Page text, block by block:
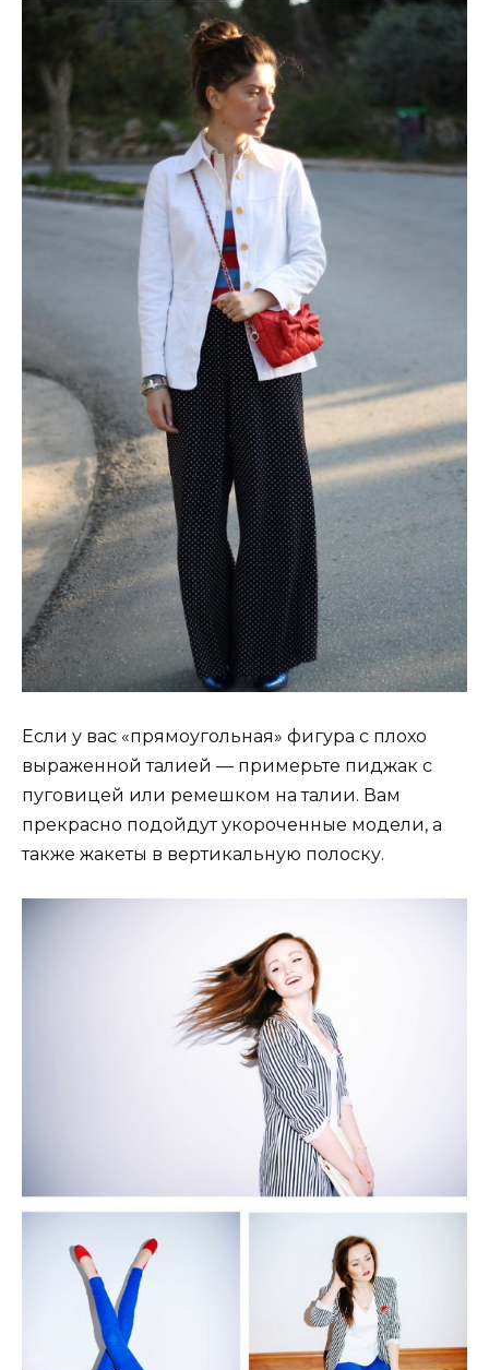
Если у вас «прямоугольная» фигура с плохо
выраженной талией — примерьте пиджак с
пуговицей или ремешком на талии. Вам
прекрасно подойдут укороченные модели, а
также жакеты в вертикальную полоску.